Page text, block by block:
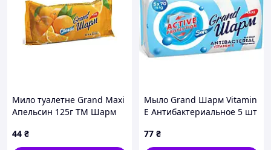
Мило туалетне Grand Maxi
Апельсин 125г ТМ Шарм
44 ₴
Мыло Grand Шарм Vitamin
E Антибактериальное 5 шт
77 ₴